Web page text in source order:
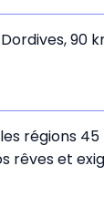
90
régions
rêves et